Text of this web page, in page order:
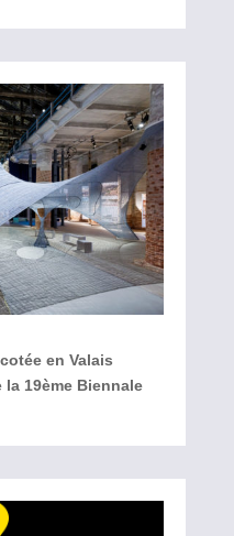
en Valais
19ème Biennale